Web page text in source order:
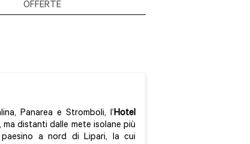
OFFERTE
Panarea e Stromboli, l’Hotel
distanti dalle mete isolane più
a nord di Lipari, la cui